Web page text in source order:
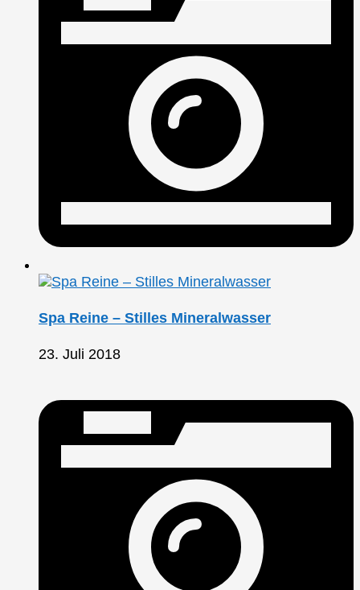
Spa Reine – Stilles Mineralwasser
23. Juli 2018